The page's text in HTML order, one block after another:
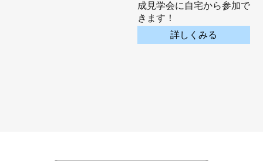
成見学会に自宅から参加で
きます！
詳しくみる